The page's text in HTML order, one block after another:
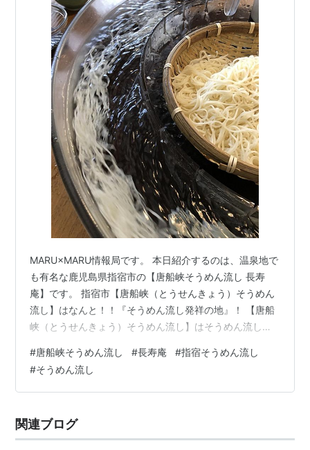
MARU×MARU情報局です。 本日紹介するのは、温泉地で
も有名な鹿児島県指宿市の【唐船峡そうめん流し 長寿
庵】です。 指宿市【唐船峡（とうせんきょう）そうめん
流し】はなんと！！『そうめん流し発祥の地』！ 【唐船
峡（とうせんきょう）そうめん流し】はそうめん流し発
れる観光名所です。 昭和37年、川上の湧水を利用し竹樋
で作ったそうめん流しが始まりで、 昭和45年に、『回転
式そうめん流し器』を意匠登録し、全国初の『そうめん
（今の国土交通省）から平成の名水百選に認定された 、
清涼で豊富な湧き水を利用…
#唐船峡そうめん流し #長寿庵 #指宿そうめん流し
#そうめん流し
関連ブログ